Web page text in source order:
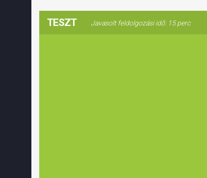
TESZT Javasolt feldolgozási idő: 15 perc